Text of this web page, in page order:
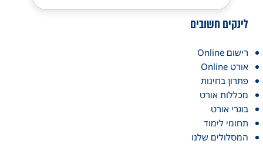
לינקים חשובים
רישום Online
אורט Online
פתרון בחינות
מכללות אורט
בוגרי אורט
תחומי לימוד
המסלולים שלנו